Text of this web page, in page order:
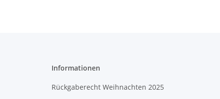
Informationen
Rückgaberecht Weihnachten 2025